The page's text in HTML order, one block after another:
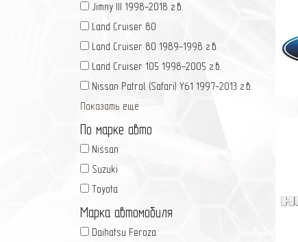
Jimny III 1998-2018 г.в.
Land Cruiser 80
Land Cruiser 80 1989-1998 г.в.
Land Cruiser 105 1998-2005 г.в.
Nissan Patrol (Safari) Y61 1997-2013 г.в.
Показать ещё
По марке авто
Nissan
Suzuki
Toyota
Марка автомобиля
Daihatsu Feroza